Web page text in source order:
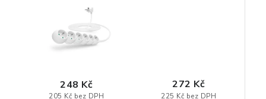
ČISTIČKY VZDUCHU
VODNÍ FILTRY
Naše realizace, inspirace a návody
Kontakty
205 Kč bez DPH
248 Kč
225 Kč bez DPH
272 Kč